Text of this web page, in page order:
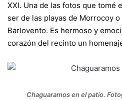
XXI. Una de las fotos que tomé
ser de las playas de Morrocoy
Barlovento. Es hermoso y
corazón del recinto un
Chaguaramos en el patio.